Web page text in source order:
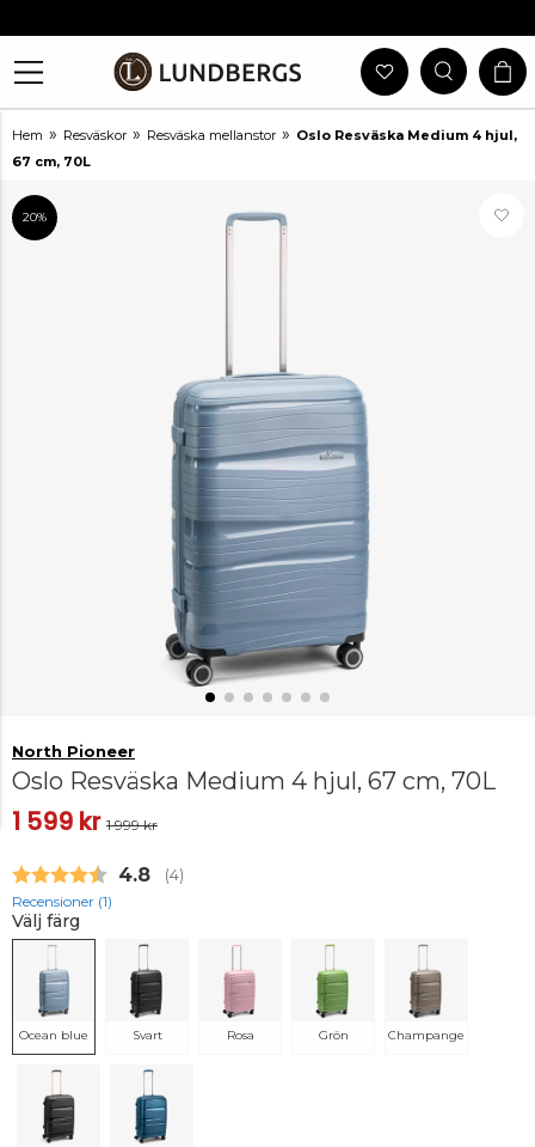
Hem » Resväskor » Resväska mellanstor » Oslo Resväska Medium 4 hjul,
67 cm, 70L
20%
North Pioneer
Oslo Resväska Medium 4 hjul, 67 cm, 70L
1 599 kr 1 999 kr
Snittbetyg:
4.8 (röster:
4)
Recensioner (1)
Välj färg
Ocean blue Svart Rosa Grön Champange